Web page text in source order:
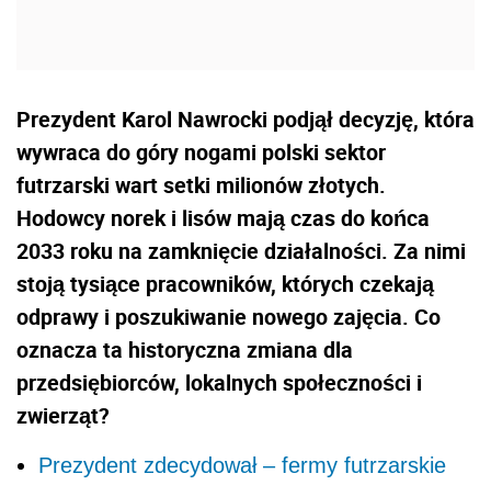
Prezydent Karol Nawrocki podjął decyzję, która
wywraca do góry nogami polski sektor
futrzarski wart setki milionów złotych.
Hodowcy norek i lisów mają czas do końca
2033 roku na zamknięcie działalności. Za nimi
stoją tysiące pracowników, których czekają
odprawy i poszukiwanie nowego zajęcia. Co
oznacza ta historyczna zmiana dla
przedsiębiorców, lokalnych społeczności i
zwierząt?
Prezydent zdecydował – fermy futrzarskie